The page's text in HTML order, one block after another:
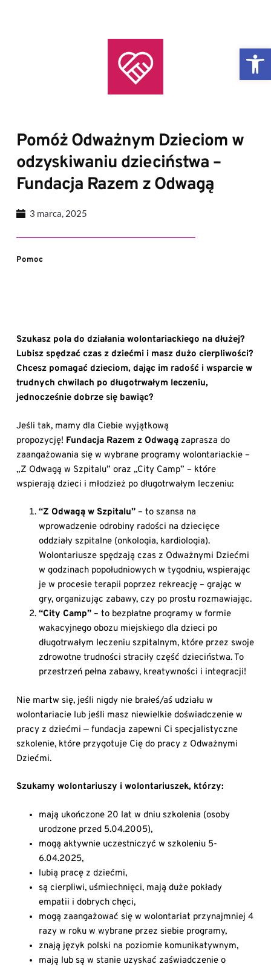
Pomóż Odważnym Dzieciom w
odzyskiwaniu dzieciństwa –
Fundacja Razem z Odwagą
3 marca, 2025
Pomoc
Szukasz pola do działania wolontariackiego na dłużej?
Lubisz spędzać czas z dziećmi i masz dużo cierpliwości?
Chcesz pomagać dzieciom, dając im radość i wsparcie w
trudnych chwilach po długotrwałym leczeniu,
jednocześnie dobrze się bawiąc?
Jeśli tak, mamy dla Ciebie wyjątkową
propozycję! Fundacja Razem z Odwagązaprasza do
zaangażowania się w wybrane programy wolontariackie –
„Z Odwagą w Szpitalu” oraz „City Camp” – które
wspierają dzieci i młodzież po długotrwałym leczeniu:
“Z Odwagą w Szpitalu” – to szansa na
wprowadzenie odrobiny radości na dziecięce
oddziały szpitalne (onkologia, kardiologia).
Wolontariusze spędzają czas z Odważnymi Dziećmi
w godzinach popołudniowych w tygodniu, wspierając
je w procesie terapii poprzez rekreację – grając w
gry, organizując zabawy, czy po prostu rozmawiając.
“City Camp” – to bezpłatne programy w formie
wakacyjnego obozu miejskiego dla dzieci po
długotrwałym leczeniu szpitalnym, które przez swoje
zdrowotne trudności straciły część dzieciństwa. To
przestrzeń pełna zabawy, kreatywności i integracji!
Nie martw się, jeśli nigdy nie brałeś/aś udziału w
wolontariacie lub jeśli masz niewielkie doświadczenie w
pracy z dziećmi — fundacja zapewni Ci specjalistyczne
szkolenie, które przygotuje Cię do pracy z Odważnymi
Dziećmi.
Szukamy wolontariuszy i wolontariuszek, którzy:
mają ukończone 20 lat w dniu szkolenia (osoby
urodzone przed 5.04.2005),
mogą aktywnie uczestniczyć w szkoleniu 5-
6.04.2025,
lubią pracę z dziećmi,
są cierpliwi, uśmiechnięci, mają duże pokłady
empatii i dobrych chęci,
mogą zaangażować się w wolontariat przynajmniej 4
razy w roku w wybrane przez siebie programy,
znają język polski na poziomie komunikatywnym,
mają lub są w stanie uzyskać zaświadczenie o